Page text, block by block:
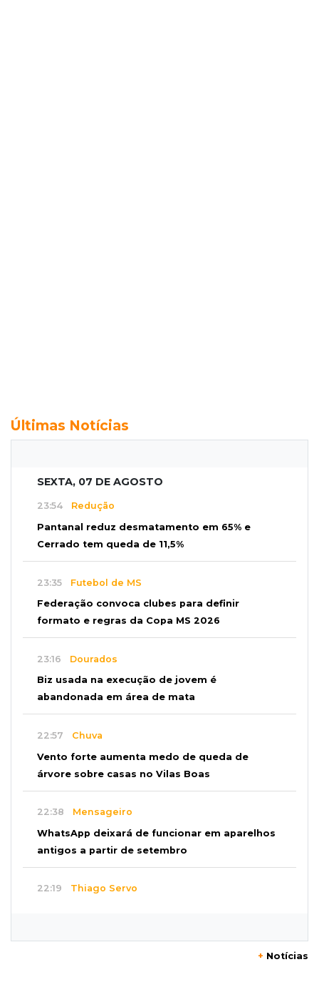
Últimas Notícias
SEXTA, 07 DE AGOSTO
23:54 Redução
Pantanal reduz desmatamento em 65% e
Cerrado tem queda de 11,5%
23:35 Futebol de MS
Federação convoca clubes para definir
formato e regras da Copa MS 2026
23:16 Dourados
Biz usada na execução de jovem é
abandonada em área de mata
22:57 Chuva
Vento forte aumenta medo de queda de
árvore sobre casas no Vilas Boas
22:38 Mensageiro
WhatsApp deixará de funcionar em aparelhos
antigos a partir de setembro
22:19 Thiago Servo
+ Notícias